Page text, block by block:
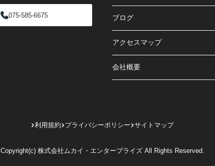
075-585-6675 ブログ
アクセスマップ
会社概要
利用規約 プライバシーポリシー サイトマップ
Copyright(c) 株式会社ムカイ・エンタープライズ All Rights Reserved.